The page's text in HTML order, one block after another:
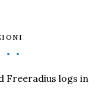
Freeradius logs in